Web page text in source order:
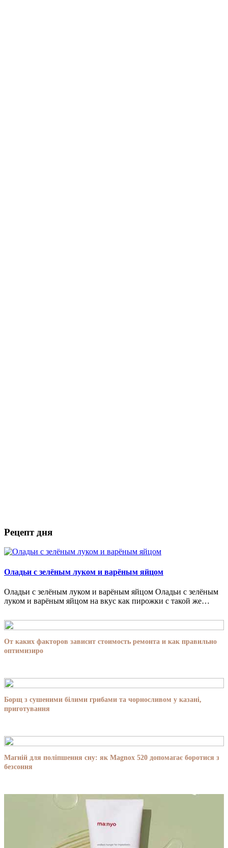
Рецепт дня
Оладьи с зелёным луком и варёным яйцом
Оладьи с зелёным луком и варёным яйцом Оладьи с зелёным
луком и варёным яйцом на вкус как пирожки с такой же…
От каких факторов зависит стоимость ремонта и как правильно
оптимизиро
Борщ з сушеними білими грибами та чорносливом у казані,
приготування
Магній для поліпшення сну: як Magnox 520 допомагає боротися з
безсоння